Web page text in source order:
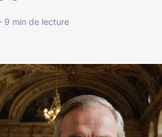
min de lecture